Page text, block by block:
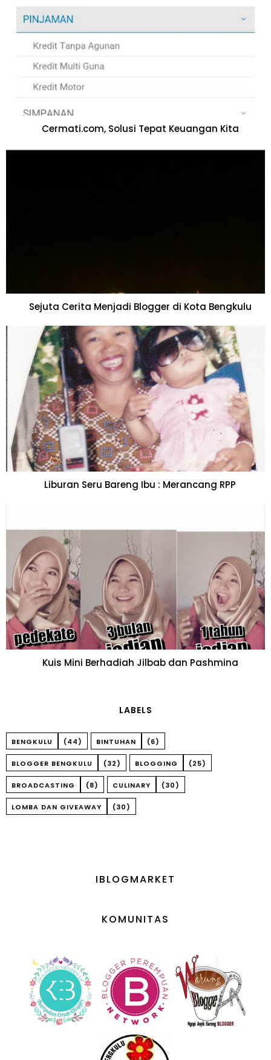
Cermati.com, Solusi Tepat Keuangan Kita
Sejuta Cerita Menjadi Blogger di Kota Bengkulu
Liburan Seru Bareng Ibu : Merancang RPP
Kuis Mini Berhadiah Jilbab dan Pashmina
LABELS
BENGKULU (44) BINTUHAN (6)
BLOGGER BENGKULU (32) BLOGGING (25)
BROADCASTING (8) CULINARY (30)
LOMBA DAN GIVEAWAY (30)
IBLOGMARKET
KOMUNITAS